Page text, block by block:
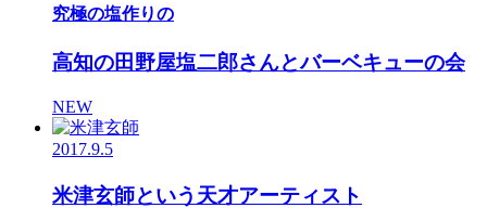
究極の塩作りの
高知の田野屋塩二郎さんとバーベキューの会
NEW
2017.9.5
米津玄師という天才アーティスト